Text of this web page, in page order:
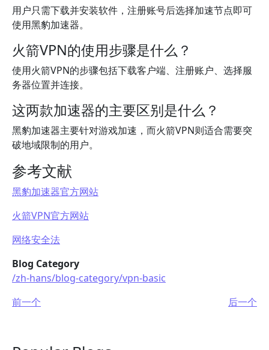
用户只需下载并安装软件，注册账号后选择加速节点即可
使用黑豹加速器。
火箭VPN的使用步骤是什么？
使用火箭VPN的步骤包括下载客户端、注册账户、选择服
务器位置并连接。
这两款加速器的主要区别是什么？
黑豹加速器主要针对游戏加速，而火箭VPN则适合需要突
破地域限制的用户。
参考文献
黑豹加速器官方网站
火箭VPN官方网站
网络安全法
Blog Category
/zh-hans/blog-category/vpn-basic
前一个
后一个